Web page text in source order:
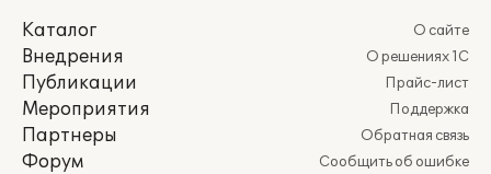
Каталог
Внедрения
Публикации
Мероприятия
Партнеры
Форум
О сайте
О решениях 1С
Прайс-лист
Поддержка
Обратная связь
Сообщить об ошибке